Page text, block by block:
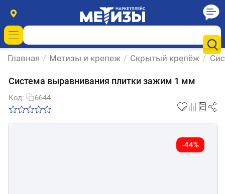
Главная / Метизы и крепеж / Скрытый крепёж /
Система выравнивания плитки зажим 1 мм
Код: 6644
-44%